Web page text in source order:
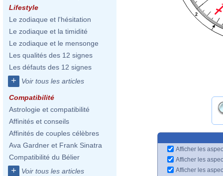
Lifestyle
Le zodiaque et l'hésitation
Le zodiaque et la timidité
Le zodiaque et le mensonge
Les qualités des 12 signes
Les défauts des 12 signes
+ Voir tous les articles
Compatibilité
Astrologie et compatibilité
Affinités et conseils
Affinités de couples célèbres
Ava Gardner et Frank Sinatra
Compatibilité du Bélier
+ Voir tous les articles
2
Afficher les
Afficher les
Afficher les